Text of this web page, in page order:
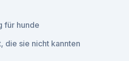
für hunde
die sie nicht kannten